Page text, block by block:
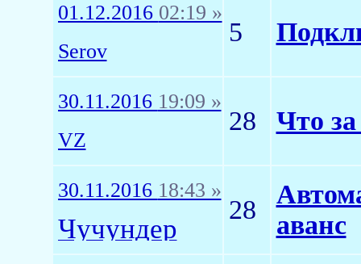
01.12.2016 02:19 »
Serov
5
30.11.2016 19:09 »
VZ
28 Что за
30.11.2016 18:43 »
Чучундер
28
аванс